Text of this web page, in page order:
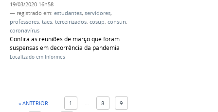
19/03/2020 16h58
— registrado em: estudantes, servidores,
professores, taes, terceirizados, cosup, consun,
coronavírus
Confira as reuniões de março que foram
suspensas em decorrência da pandemia
Localizado em Informes
« ANTERIOR 1 8 9